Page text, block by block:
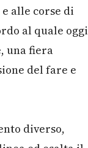
alle corse di
al quale oggi
una fiera
del fare e
diverso,